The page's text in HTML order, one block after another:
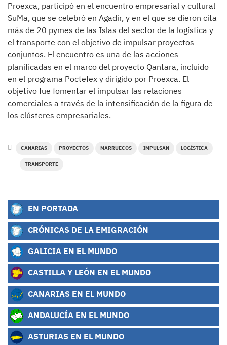
Proexca, participó en el encuentro empresarial y cultural
SuMa, que se celebró en Agadir, y en el que se dieron cita
más de 20 pymes de las Islas del sector de la logística y
el transporte con el objetivo de impulsar proyectos
conjuntos. El encuentro es una de las acciones
planificadas en el marco del proyecto Qantara, incluido
en el programa Poctefex y dirigido por Proexca. El
objetivo fue fomentar el impulsar las relaciones
comerciales a través de la intensificación de la figura de
los clústeres empresariales.
CANARIAS PROYECTOS MARRUECOS IMPULSAN LOGÍSTICA
TRANSPORTE
EN PORTADA
CRÓNICAS DE LA EMIGRACIÓN
GALICIA EN EL MUNDO
CASTILLA Y LEÓN EN EL MUNDO
CANARIAS EN EL MUNDO
ANDALUCÍA EN EL MUNDO
ASTURIAS EN EL MUNDO